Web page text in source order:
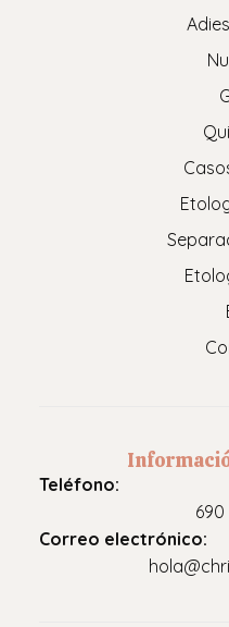
Teléfono:
690
Correo electrónico: